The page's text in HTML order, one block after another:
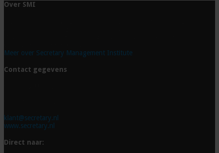
Over SMI
Meer over Secretary Management Institute
Contact gegevens
klant@secretary.nl
www.secretary.nl
Direct naar: